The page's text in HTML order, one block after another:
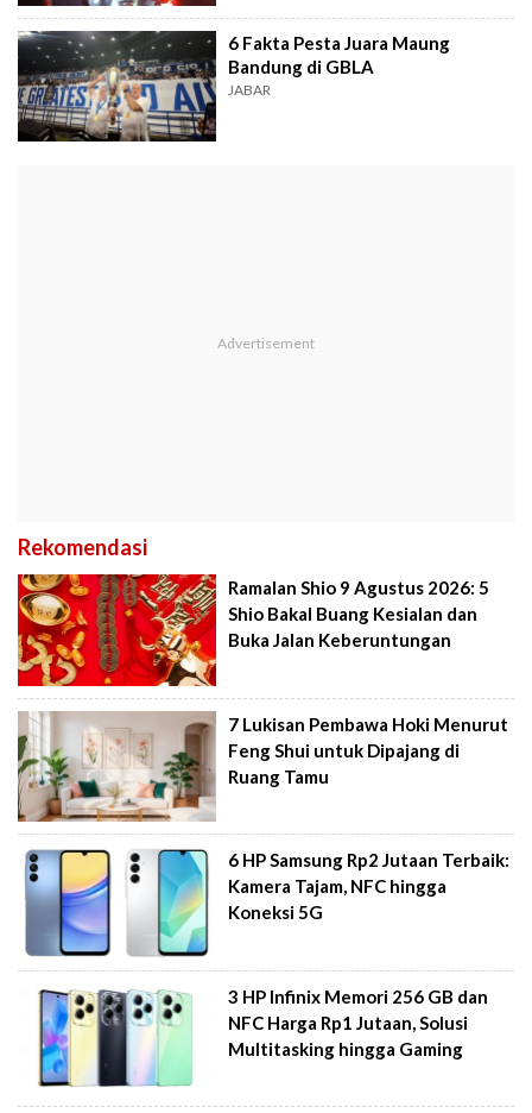
6 Fakta Pesta Juara Maung
Bandung di GBLA
JABAR
Rekomendasi
Ramalan Shio 9 Agustus 2026: 5
Shio Bakal Buang Kesialan dan
Buka Jalan Keberuntungan
7 Lukisan Pembawa Hoki Menurut
Feng Shui untuk Dipajang di
Ruang Tamu
6 HP Samsung Rp2 Jutaan Terbaik:
Kamera Tajam, NFC hingga
Koneksi 5G
3 HP Infinix Memori 256 GB dan
NFC Harga Rp1 Jutaan, Solusi
Multitasking hingga Gaming